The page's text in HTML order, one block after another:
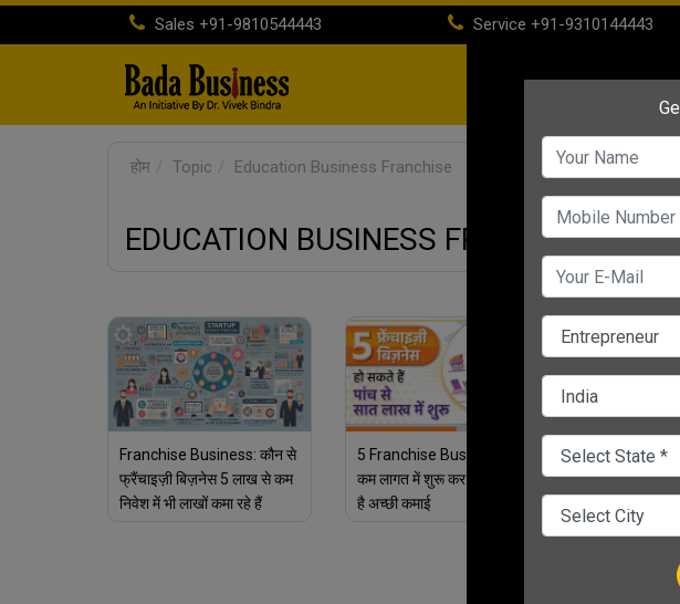
Sales +91-9810544443 Service +91-9310144443
होम Topic Education Business Franchise
EDUCATION BUSINESS FRANCHISE
Franchise Business: कौन से
फ्रैंचाइज़ी बिज़नेस 5 लाख से कम
निवेश में भी लाखों कमा रहे हैं
5 Franchise Business जिन्हें
कम लागत में शुरू कर की जा सकती
है अच्छी कमाई